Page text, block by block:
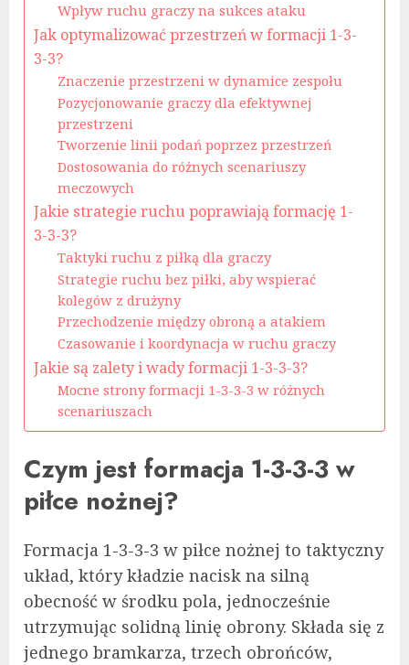
Wpływ ruchu graczy na sukces ataku
Jak optymalizować przestrzeń w formacji 1-3-
3-3?
Znaczenie przestrzeni w dynamice zespołu
Pozycjonowanie graczy dla efektywnej
przestrzeni
Tworzenie linii podań poprzez przestrzeń
Dostosowania do różnych scenariuszy
meczowych
Jakie strategie ruchu poprawiają formację 1-
3-3-3?
Taktyki ruchu z piłką dla graczy
Strategie ruchu bez piłki, aby wspierać
kolegów z drużyny
Przechodzenie między obroną a atakiem
Czasowanie i koordynacja w ruchu graczy
Jakie są zalety i wady formacji 1-3-3-3?
Mocne strony formacji 1-3-3-3 w różnych
scenariuszach
Czym jest formacja 1-3-3-3 w
piłce nożnej?
Formacja 1-3-3-3 w piłce nożnej to taktyczny
układ, który kładzie nacisk na silną
obecność w środku pola, jednocześnie
utrzymując solidną linię obrony. Składa się z
jednego bramkarza, trzech obrońców,